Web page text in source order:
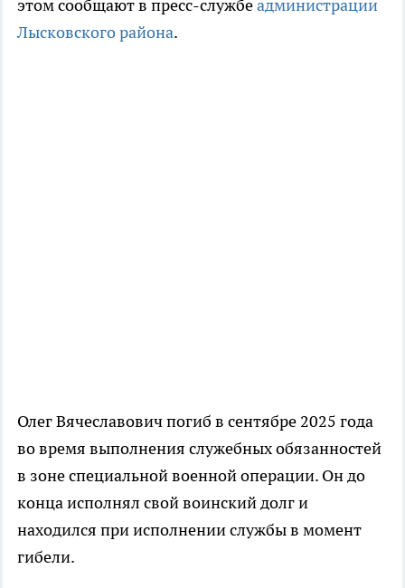
этом сообщают в пресс-службеадминистрации
Лысковского района.
Олег Вячеславович погиб в сентябре 2025 года
во время выполнения служебных обязанностей
в зоне специальной военной операции. Он до
конца исполнял свой воинский долг и
находился при исполнении службы в момент
гибели.